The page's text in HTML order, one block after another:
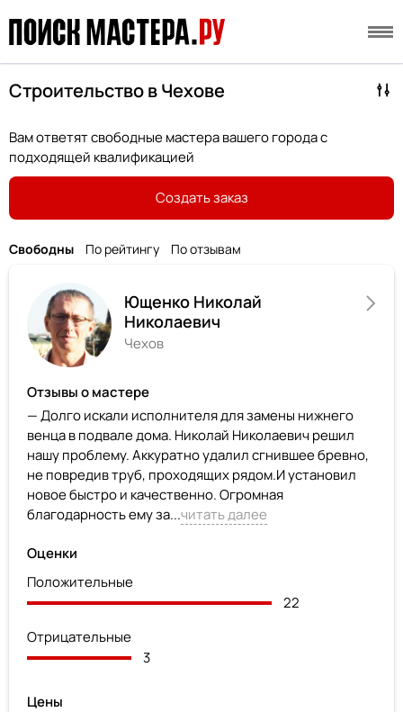
Строительство в Чехове
Вам ответят свободные мастера вашего города с
подходящей квалификацией
Создать заказ
Свободны По рейтингу По отзывам
Ющенко Николай
Николаевич
Чехов
Отзывы о мастере
— Долго искали исполнителя для замены нижнего
венца в подвале дома. Николай Николаевич решил
нашу проблему. Аккуратно удалил сгнившее бревно,
не повредив труб, проходящих рядом.И установил
новое быстро и качественно. Огромная
благодарность ему за...читать далее
Оценки
Положительные
22
Отрицательные
3
Цены